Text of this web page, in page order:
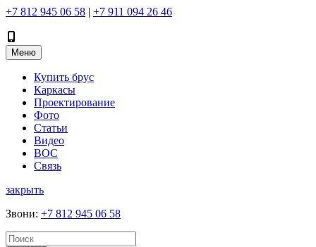
+7 812 945 06 58 | +7 911 094 26 46
Меню
Купить брус
Каркасы
Проектирование
Фото
Статьи
Видео
ВОС
Связь
закрыть
Звони: +7 812 945 06 58